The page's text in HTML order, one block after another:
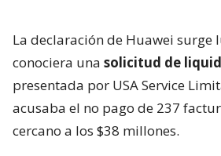
La declaración de Huawei surge
conociera una solicitud de
presentada por USA Service
acusaba el no pago de 237
cercano a los $38 millones.